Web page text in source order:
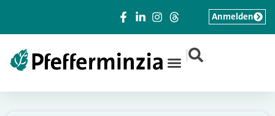
|
Anmelden